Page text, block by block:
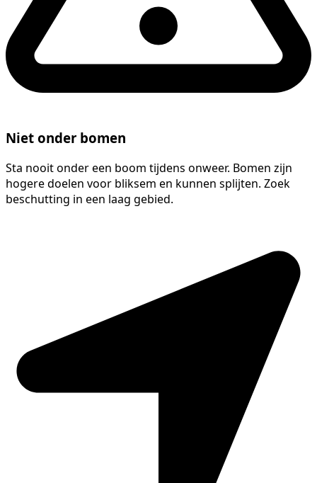
Niet onder bomen
Sta nooit onder een boom tijdens onweer. Bomen zijn
hogere doelen voor bliksem en kunnen splijten. Zoek
beschutting in een laag gebied.